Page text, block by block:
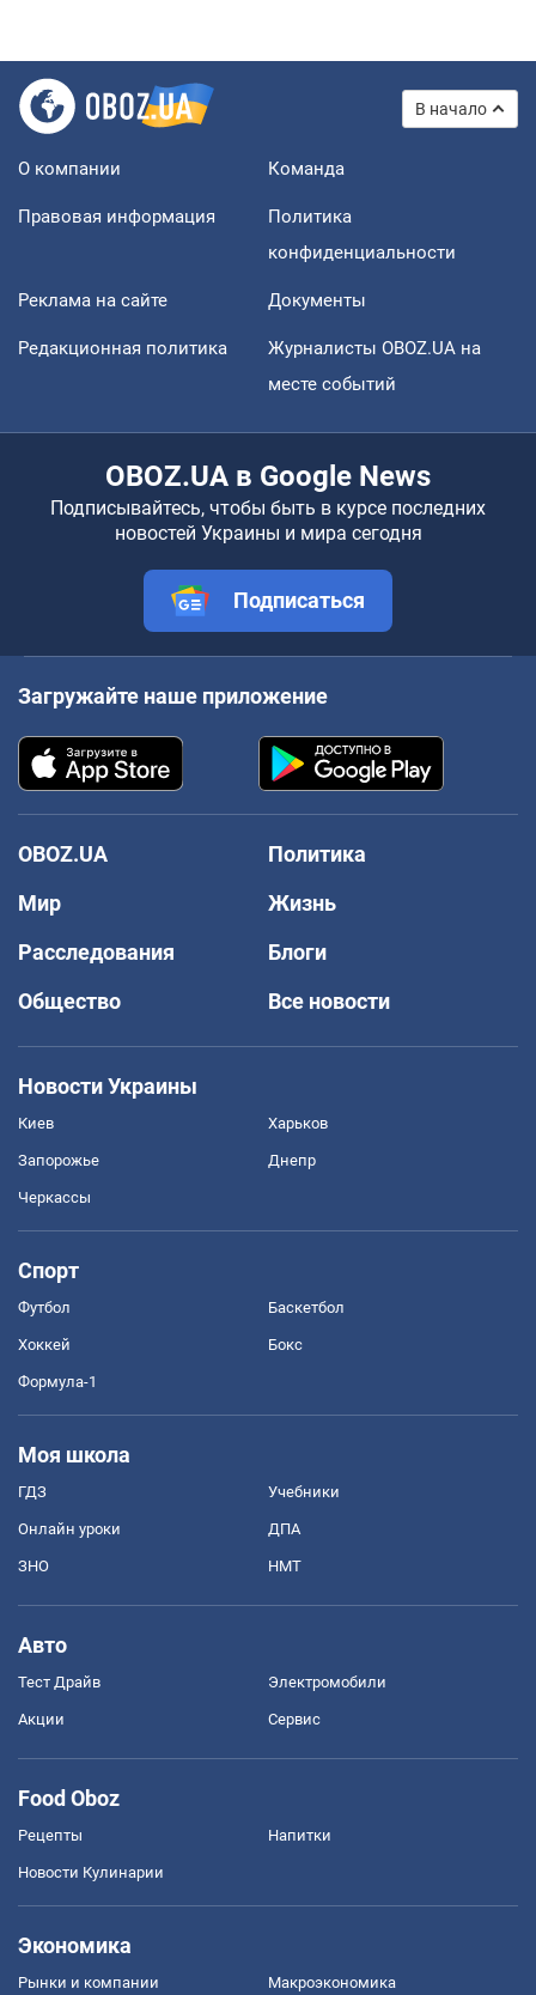
В начало
О компании Команда
Правовая информация
Политика
конфиденциальности
Реклама на сайте Документы
Редакционная политика
Журналисты OBOZ.UA на
месте событий
OBOZ.UA в Google News
Подписывайтесь, чтобы быть в курсе последних
новостей Украины и мира сегодня
Подписаться
Загружайте наше приложение
OBOZ.UA
Политика
Мир
Жизнь
Расследования
Блоги
Общество
Все новости
Новости Украины
Киев Харьков
Запорожье Днепр
Черкассы
Спорт
Футбол Баскетбол
Хоккей Бокс
Формула-1
Моя школа
ГДЗ Учебники
Онлайн уроки ДПА
ЗНО НМТ
Авто
Тест Драйв Электромобили
Акции Сервис
Food Oboz
Рецепты Напитки
Новости Кулинарии
Экономика
Рынки и компании Mакроэкономика